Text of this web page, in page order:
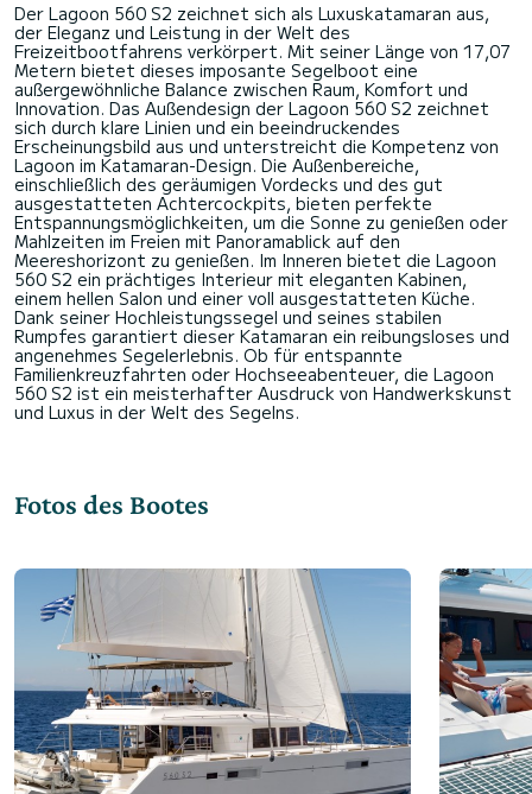
Der Lagoon 560 S2 zeichnet sich als Luxuskatamaran aus,
der Eleganz und Leistung in der Welt des
Freizeitbootfahrens verkörpert. Mit seiner Länge von 17,07
Metern bietet dieses imposante Segelboot eine
außergewöhnliche Balance zwischen Raum, Komfort und
Innovation. Das Außendesign der Lagoon 560 S2 zeichnet
sich durch klare Linien und ein beeindruckendes
Erscheinungsbild aus und unterstreicht die Kompetenz von
Lagoon im Katamaran-Design. Die Außenbereiche,
einschließlich des geräumigen Vordecks und des gut
ausgestatteten Achtercockpits, bieten perfekte
Entspannungsmöglichkeiten, um die Sonne zu genießen oder
Mahlzeiten im Freien mit Panoramablick auf den
Meereshorizont zu genießen. Im Inneren bietet die Lagoon
560 S2 ein prächtiges Interieur mit eleganten Kabinen,
einem hellen Salon und einer voll ausgestatteten Küche.
Dank seiner Hochleistungssegel und seines stabilen
Rumpfes garantiert dieser Katamaran ein reibungsloses und
angenehmes Segelerlebnis. Ob für entspannte
Familienkreuzfahrten oder Hochseeabenteuer, die Lagoon
560 S2 ist ein meisterhafter Ausdruck von Handwerkskunst
Fotos des Bootes